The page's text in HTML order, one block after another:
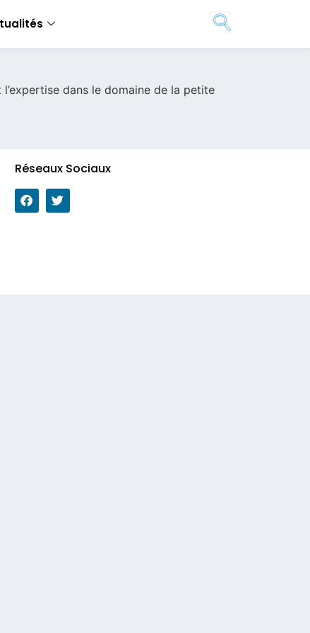
dans le domaine de la petite
Réseaux Sociaux